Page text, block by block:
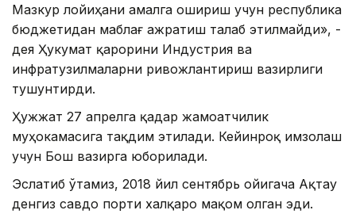
Мазкур лойиҳани амалга ошириш учун республика
бюджетидан маблағ ажратиш талаб этилмайди», -
дея Ҳукумат қарорини Индустрия ва
инфратузилмаларни ривожлантириш вазирлиги
тушунтирди.
Ҳужжат 27 апрелга қадар жамоатчилик
муҳокамасига тақдим этилади. Кейинроқ имзолаш
учун Бош вазирга юборилади.
Эслатиб ўтамиз, 2018 йил сентябрь ойигача Ақтау
денгиз савдо порти халқаро мақом олган эди.